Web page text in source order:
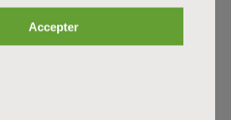
Accepter
perles. Vous n’avez donc nul
l’intégralité du rembourrage. Durable,
d’être méticuleux(se) lorsque